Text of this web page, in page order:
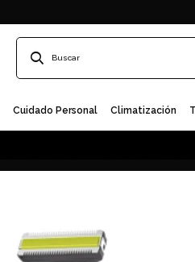
Cuidado Personal Climatización